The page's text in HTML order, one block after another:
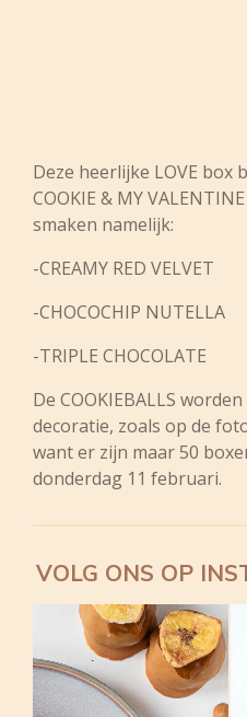
Deze heerlijke LOVE box
COOKIE & MY
smaken namelijk:
-CREAMY RED VELVET
-CHOCOCHIP NUTELLA
-TRIPLE CHOCOLATE
De COOKIEBALLS
decoratie, zoals op de
want er zijn maar 50
donderdag 11 februari.
VOLG ONS OP